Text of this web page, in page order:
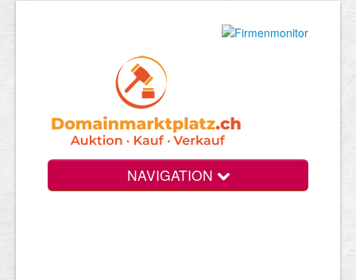
NAVIGATION